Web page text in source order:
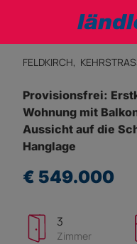
FELDKIRCH,
Provisionsfrei:
Wohnung mit
Aussicht auf die
Hanglage
€ 549.000
3
Zimmer